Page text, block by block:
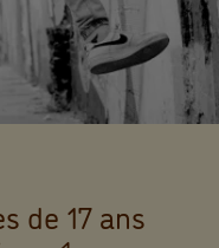
de 17 ans